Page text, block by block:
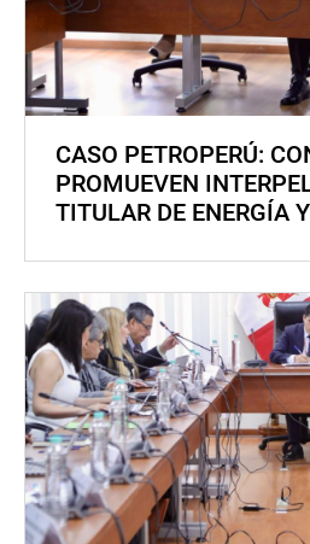
CASO PETROPERÚ:
PROMUEVEN
TITULAR DE ENERGÍA